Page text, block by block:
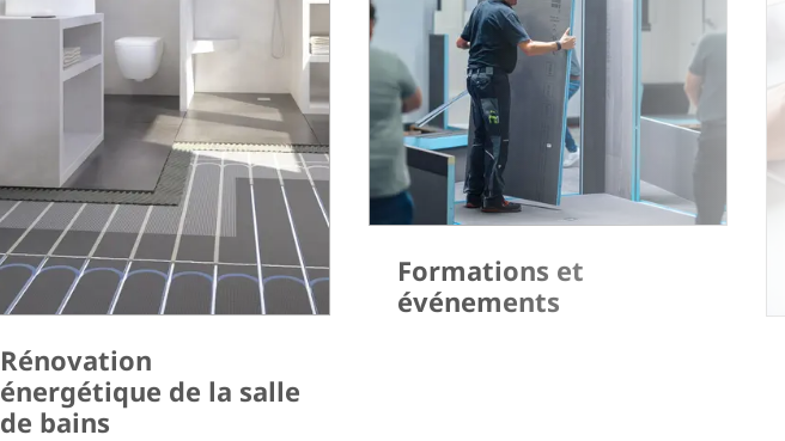
Rénovation
énergétique de la salle
de bains
Formations et
événements